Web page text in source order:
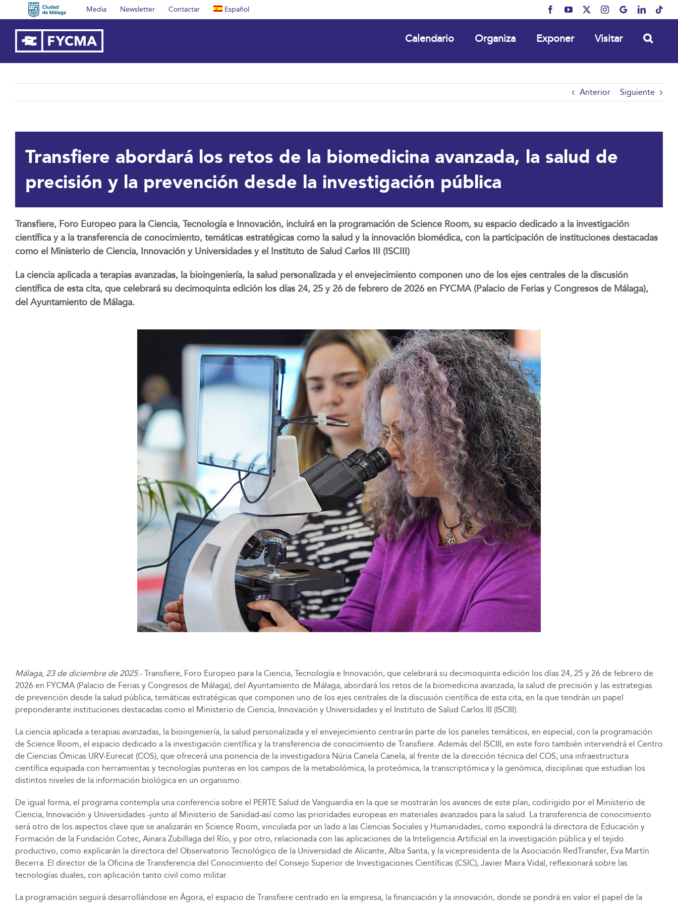
al
contenido
Media Newsletter Contactar Español FacebookYouTube Instagram
MyBusinessLinkedIn
Calendario Organiza Exponer Visitar
Anterior Siguiente
Transfiere abordará los retos de la biomedicina avanzada, la salud de
precisión y la prevención desde la investigación pública
Transfiere, Foro Europeo para la Ciencia, Tecnología e Innovación, incluirá en la programación de Science Room, su espacio dedicado a la investigación
científica y a la transferencia de conocimiento, temáticas estratégicas como la salud y la innovación biomédica, con la participación de instituciones destacadas
como el Ministerio de Ciencia, Innovación y Universidades y el Instituto de Salud Carlos III (ISCIII)
La ciencia aplicada a terapias avanzadas, la bioingeniería, la salud personalizada y el envejecimiento componen uno de los ejes centrales de la discusión
científica de esta cita, que celebrará su decimoquinta edición los días 24, 25 y 26 de febrero de 2026 en FYCMA (Palacio de Ferias y Congresos de Málaga),
del Ayuntamiento de Málaga.
Málaga, 23 de diciembre de 2025.- Transfiere, Foro Europeo para la Ciencia, Tecnología e Innovación, que celebrará su decimoquinta edición los días 24, 25 y 26 de febrero de
2026 en FYCMA (Palacio de Ferias y Congresos de Málaga), del Ayuntamiento de Málaga, abordará los retos de la biomedicina avanzada, la salud de precisión y las estrategias
de prevención desde la salud pública, temáticas estratégicas que componen uno de los ejes centrales de la discusión científica de esta cita, en la que tendrán un papel
preponderante instituciones destacadas como el Ministerio de Ciencia, Innovación y Universidades y el Instituto de Salud Carlos III (ISCIII).
La ciencia aplicada a terapias avanzadas, la bioingeniería, la salud personalizada y el envejecimiento centrarán parte de los paneles temáticos, en especial, con la programación
de Science Room, el espacio dedicado a la investigación científica y la transferencia de conocimiento de Transfiere. Además del ISCIII, en este foro también intervendrá el Centro
de Ciencias Ómicas URV-Eurecat (COS), que ofrecerá una ponencia de la investigadora Núria Canela Canela, al frente de la dirección técnica del COS, una infraestructura
científica equipada con herramientas y tecnologías punteras en los campos de la metabolómica, la proteómica, la transcriptómica y la genómica, disciplinas que estudian los
distintos niveles de la información biológica en un organismo.
De igual forma, el programa contempla una conferencia sobre el PERTE Salud de Vanguardia en la que se mostrarán los avances de este plan, codirigido por el Ministerio de
Ciencia, Innovación y Universidades -junto al Ministerio de Sanidad-así como las prioridades europeas en materiales avanzados para la salud. La transferencia de conocimiento
será otro de los aspectos clave que se analizarán en Science Room, vinculada por un lado a las Ciencias Sociales y Humanidades, como expondrá la directora de Educación y
Formación de la Fundación Cotec, Ainara Zubillaga del Río, y por otro, relacionada con las aplicaciones de la Inteligencia Artificial en la investigación pública y el tejido
productivo, como explicarán la directora del Observatorio Tecnológico de la Universidad de Alicante, Alba Santa, y la vicepresidenta de la Asociación RedTransfer, Eva Martín
Becerra. El director de la Oficina de Transferencia del Conocimiento del Consejo Superior de Investigaciones Científicas (CSIC), Javier Maira Vidal, reflexionará sobre las
tecnologías duales, con aplicación tanto civil como militar.
La programación seguirá desarrollándose en Ágora, el espacio de Transfiere centrado en la empresa, la financiación y la innovación, donde se pondrá en valor el papel de la